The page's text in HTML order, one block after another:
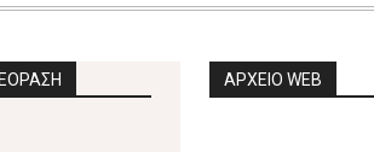
ΑΡΧΕΙΟ WEB